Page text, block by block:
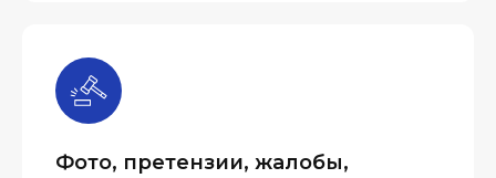
Фото, претензии, жалобы,